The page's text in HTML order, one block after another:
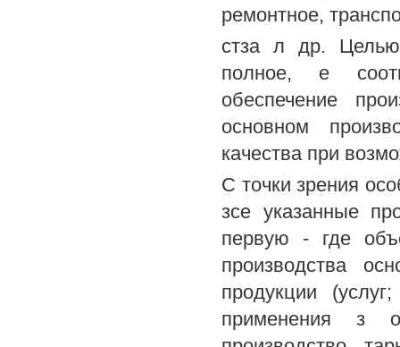
ремонтное,
стза л др. Целью
полное, е
обеспечение
основном
качества при
С точки зрения
зсе указанные
первую - где
производства
продукции
применения з